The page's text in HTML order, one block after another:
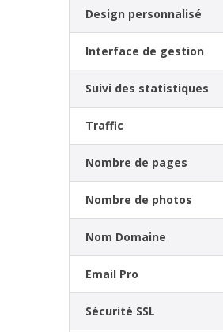
Design personnalisé
Interface de gestion
Suivi des statistiques
Traffic
Nombre de pages
Nombre de photos
Nom Domaine
Email Pro
Sécurité SSL